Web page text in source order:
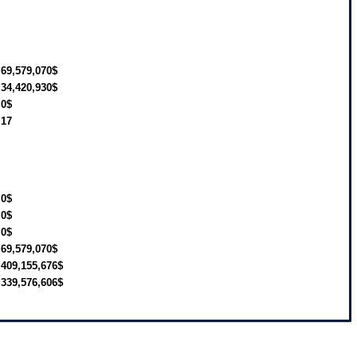
69,579,070$
34,420,930$
0$
17
0$
0$
0$
69,579,070$
409,155,676$
339,576,606$